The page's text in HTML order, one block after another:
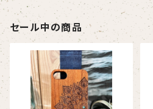
セール中の商品